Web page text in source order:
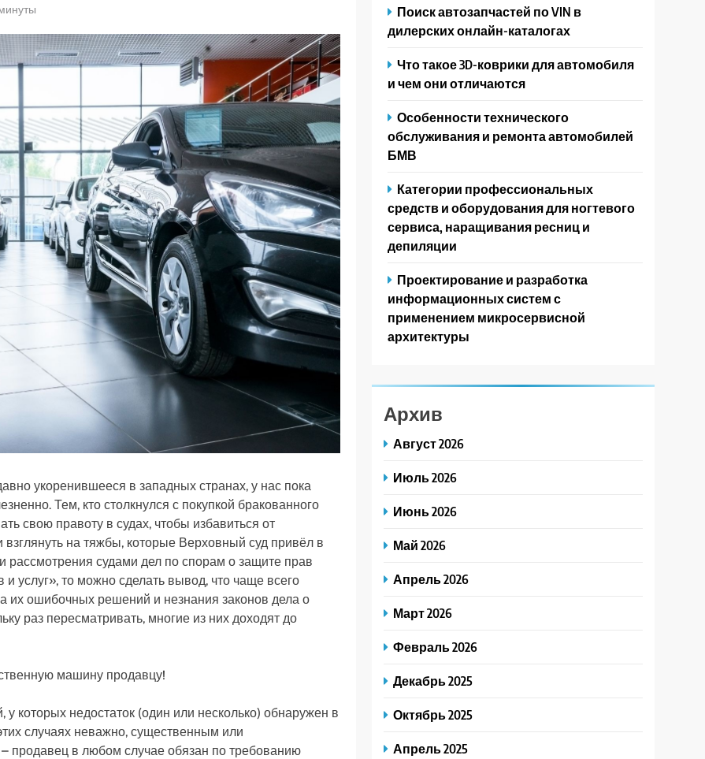
укоренившееся в западных странах, у нас пока
Тем, кто столкнулся с покупкой бракованного
свою правоту в судах, чтобы избавиться от
на тяжбы, которые Верховный суд привёл в
рассмотрения судами дел по спорам о защите прав
услуг», то можно сделать вывод, что чаще всего
ошибочных решений и незнания законов дела о
раз пересматривать, многие из них доходят до
машину продавцу!
которых недостаток (один или несколько) обнаружен в
случаях неважно, существенным или
продавец в любом случае обязан по требованию
Поиск автозапчастей по VIN в
дилерских онлайн-каталогах
Что такое 3D-коврики для автомобиля
и чем они отличаются
Особенности технического
обслуживания и ремонта автомобилей
БМВ
Категории профессиональных
средств и оборудования для ногтевого
сервиса, наращивания ресниц и
депиляции
Проектирование и разработка
информационных систем с
применением микросервисной
архитектуры
Архив
Август 2026
Июль 2026
Июнь 2026
Май 2026
Апрель 2026
Март 2026
Февраль 2026
Декабрь 2025
Октябрь 2025
Апрель 2025